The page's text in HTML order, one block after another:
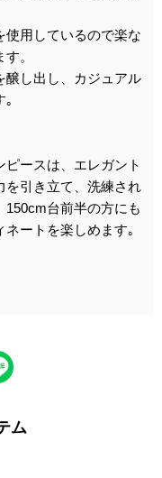
使用しているので楽な
。
醸し出し、カジュアル
｡
ースは、エレガント
を引き立て、洗練され
台前半の方にも
ートを楽しめます｡
ム